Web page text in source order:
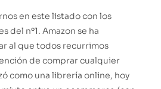
en este listado con los
del nº1. Amazon se ha
al que todos recurrimos
de comprar cualquier
como una librería online, hoy